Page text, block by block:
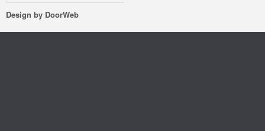
Design by DoorWeb